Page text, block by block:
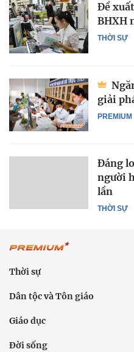
THỜI SỰ
Đề
BHXH
PREMIUM
giải
THỜI SỰ
Đáng
người
lần
Thời sự
Dân tộc và Tôn giáo
Giáo dục
Đời sống